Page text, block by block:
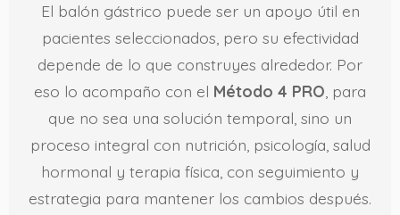
El balón gástrico puede ser un apoyo útil en
pacientes seleccionados, pero su efectividad
depende de lo que construyes alrededor. Por
eso lo acompaño con el Método 4 PRO, para
que no sea una solución temporal, sino un
proceso integral con nutrición, psicología, salud
hormonal y terapia física, con seguimiento y
estrategia para mantener los cambios después.